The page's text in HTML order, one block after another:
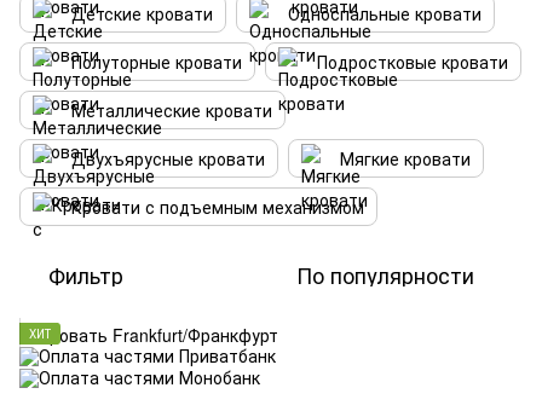
Детские кровати
Односпальные кровати
Полуторные кровати
Подростковые кровати
Металлические кровати
Двухъярусные кровати
Мягкие кровати
Кровати с подъемным механизмом
Фильтр По популярности
ХИТ